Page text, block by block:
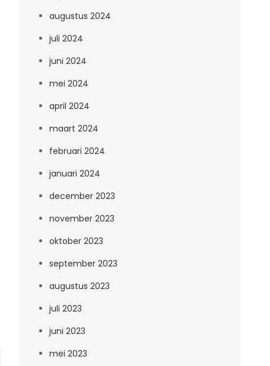
augustus 2024
juli 2024
juni 2024
mei 2024
april 2024
maart 2024
februari 2024
januari 2024
december 2023
november 2023
oktober 2023
september 2023
augustus 2023
juli 2023
juni 2023
mei 2023